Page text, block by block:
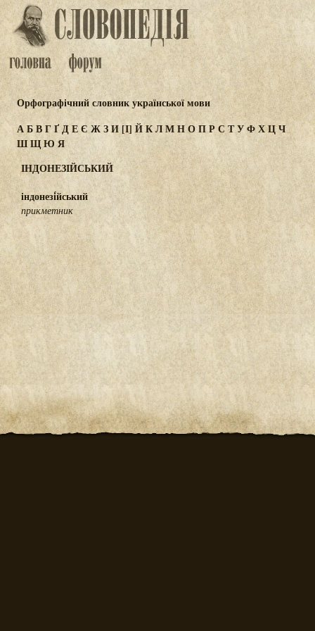
Орфографічний словник української мови
АБВГҐДЕЄ ЖЗИ[І] ЙКЛМНОПР СТУФХЦЧ
ШЩЮЯ
ІНДОНЕЗІЙСЬКИЙ
індонезі́йський
прикметник